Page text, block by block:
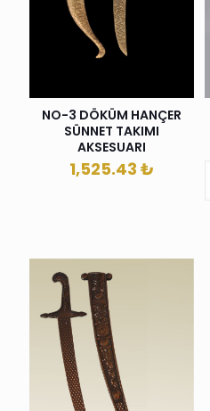
NO-3 DÖKÜM HANÇER
SÜNNET TAKIMI
AKSESUARI
1,525.43 ₺